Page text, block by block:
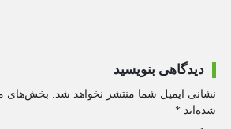
دیدگاهی بنویسید
نشانی ایمیل شما منتشر نخواهد شد. بخش‌های
شده‌اند*